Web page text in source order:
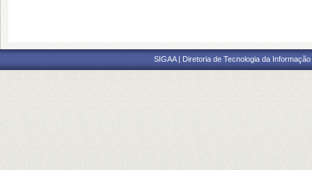
SIGAA | Diretoria de Tecnologia da